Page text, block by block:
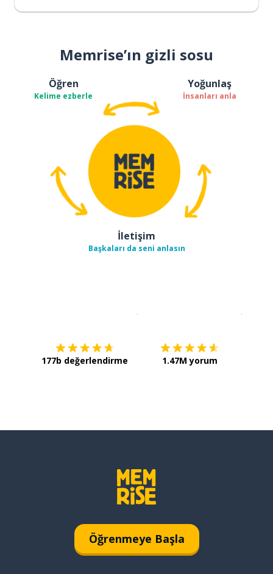
Memrise’ın gizli sosu
Öğren
Kelime ezberle
Yoğunlaş
İnsanları anla
İletişim
Başkaları da seni anlasın
177b değerlendirme 1.47M yorum
Öğrenmeye Başla